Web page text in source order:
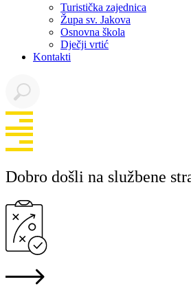
Turistička zajednica
Župa sv. Jakova
Osnovna škola
Dječji vrtić
Kontakti
Dobro došli na službene